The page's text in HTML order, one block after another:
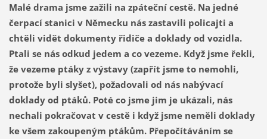
Malé drama jsme zažili na zpáteční cestě. Na jedné
čerpací stanici v Německu nás zastavili policajti a
chtěli vidět dokumenty řidiče a doklady od vozidla.
Ptali se nás odkud jedem a co vezeme. Když jsme řekli,
že vezeme ptáky z výstavy (zapřít jsme to nemohli,
protože byli slyšet), požadovali od nás nabývací
doklady od ptáků. Poté co jsme jim je ukázali, nás
nechali pokračovat v cestě i když jsme neměli doklady
ke všem zakoupeným ptákům. Přepočítáváním se